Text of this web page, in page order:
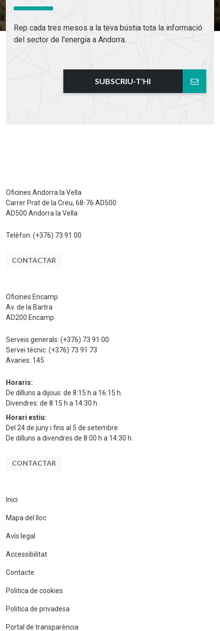
Rep cada tres mesos a la teva bústia tota la informació
del sector de l'energia a Andorra.
SUBSCRIU-T'HI
Oficines Andorra la Vella
Carrer Prat de la Creu, 68-76 AD500
AD500 Andorra la Vella
Telèfon: (+376) 73 91 00
CONTACTAR
Oficines Encamp
Av. de la Bartra
AD200 Encamp
Serveis generals: (+376) 73 91 00
Servei tècnic: (+376) 73 91 73
Avaries: 145
Horaris:
De dilluns a dijous: de 8:15 h a 16:15 h.
Divendres: de 8:15 h a 14:30 h.
Horari estiu:
Del 24 de juny i fins al 5 de setembre.
De dilluns a divendres de 8:00 h a 14:30 h.
CONTACTAR
Inici
Mapa del lloc
Avís legal
Accessibilitat
Contacte
Politica de cookies
Politica de privadesa
Portal de transparència